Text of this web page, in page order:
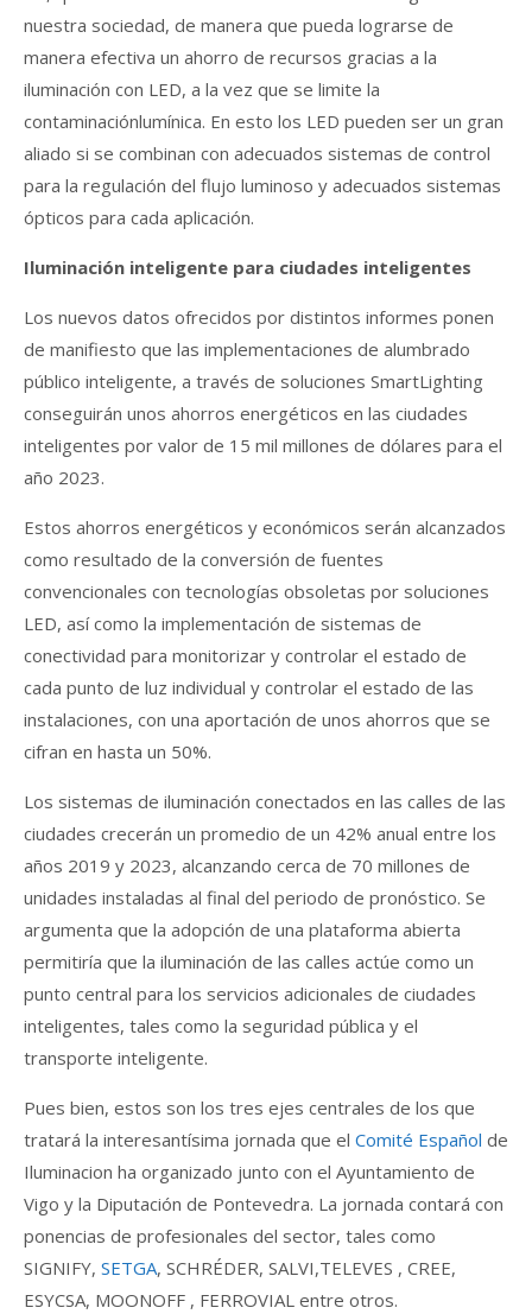
nuestra sociedad, de manera que pueda lograrse de
manera efectiva un ahorro de recursos gracias a la
iluminación con LED, a la vez que se limite la
contaminaciónlumínica. En esto los LED pueden ser un gran
aliado si se combinan con adecuados sistemas de control
para la regulación del flujo luminoso y adecuados sistemas
ópticos para cada aplicación.
Iluminación inteligente para ciudades inteligentes
Los nuevos datos ofrecidos por distintos informes ponen
de manifiesto que las implementaciones de alumbrado
público inteligente, a través de soluciones SmartLighting
conseguirán unos ahorros energéticos en las ciudades
inteligentes por valor de 15 mil millones de dólares para el
año 2023.
Estos ahorros energéticos y económicos serán alcanzados
como resultado de la conversión de fuentes
convencionales con tecnologías obsoletas por soluciones
LED, así como la implementación de sistemas de
conectividad para monitorizar y controlar el estado de
cada punto de luz individual y controlar el estado de las
instalaciones, con una aportación de unos ahorros que se
cifran en hasta un 50%.
Los sistemas de iluminación conectados en las calles de las
ciudades crecerán un promedio de un 42% anual entre los
años 2019 y 2023, alcanzando cerca de 70 millones de
unidades instaladas al final del periodo de pronóstico. Se
argumenta que la adopción de una plataforma abierta
permitiría que la iluminación de las calles actúe como un
punto central para los servicios adicionales de ciudades
inteligentes, tales como la seguridad pública y el
transporte inteligente.
Pues bien, estos son los tres ejes centrales de los que
tratará la interesantísima jornada que el Comité Español de
Iluminacion ha organizado junto con el Ayuntamiento de
Vigo y la Diputación de Pontevedra. La jornada contará con
ponencias de profesionales del sector, tales como
SIGNIFY, SETGA, SCHRÉDER, SALVI,TELEVES , CREE,
ESYCSA, MOONOFF , FERROVIAL entre otros.